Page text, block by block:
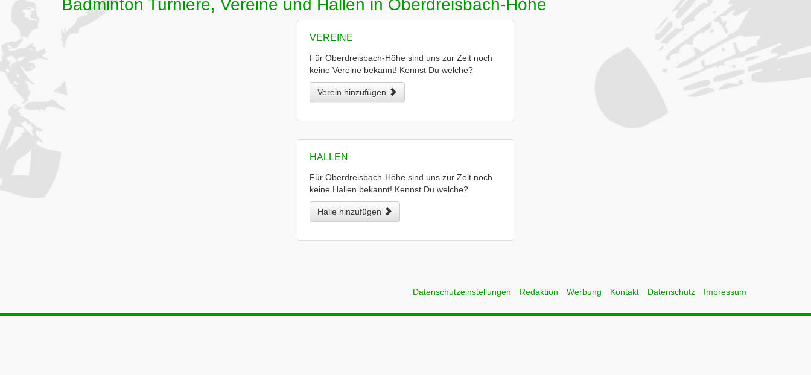
Badminton Turniere, Vereine und Hallen in Oberdreisbach-Höhe
VEREINE
Für Oberdreisbach-Höhe sind uns zur Zeit noch
keine Vereine bekannt! Kennst Du welche?
Verein hinzufügen
HALLEN
Für Oberdreisbach-Höhe sind uns zur Zeit noch
keine Hallen bekannt! Kennst Du welche?
Halle hinzufügen
Datenschutzeinstellungen Redaktion Werbung Kontakt Datenschutz Impressum